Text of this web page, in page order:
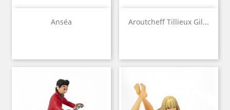
Anséa Aroutcheff Tillieux Gil...